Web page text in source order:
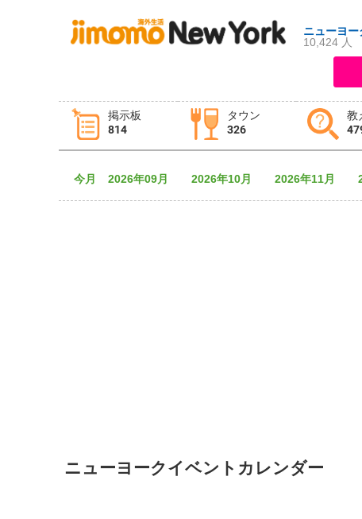
ニューヨー
10,424 人
掲示板
814
タウン
326
教
タウン情報
今月 2026年09月 2026年10月 2026年11月
ニューヨークイベントカレンダー